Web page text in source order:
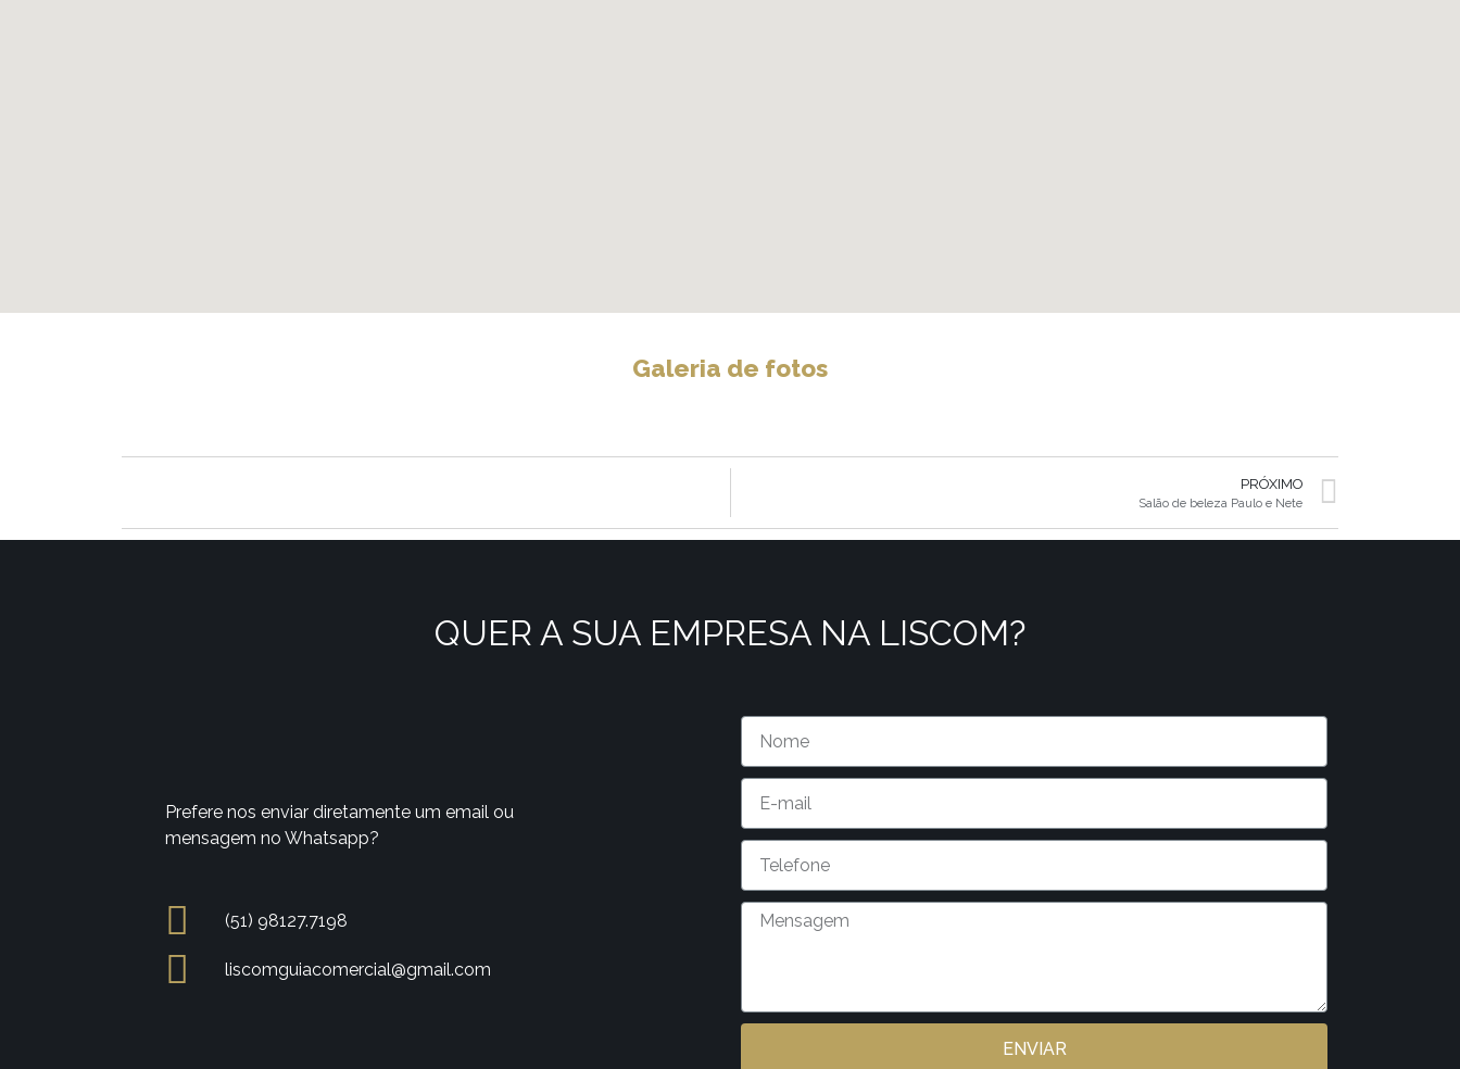
Galeria de fotos
PRÓXIMO
Salão de beleza Paulo e Nete
QUER A SUA EMPRESA NA LISCOM?
Prefere nos enviar diretamente um email ou
mensagem no Whatsapp?
(51) 98127.7198
liscomguiacomercial@gmail.com
ENVIAR